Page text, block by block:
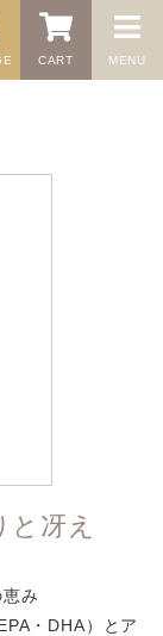
CART MENU
冴え
み
・DHA）とア